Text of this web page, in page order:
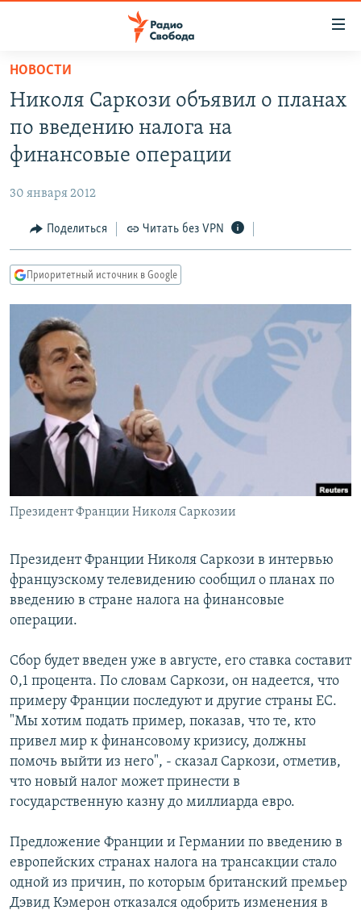
упрощенного
доступа
основному
Вернутся
Вернутся
поиску
АВТОРСКИЕ ПРОЕКТЫ
МНЕНИЯ
КУЛЬТУРА
КАВКАЗ.РЕАЛИИ
СЕВЕР.РЕАЛИИ
СИБИРЬ.РЕАЛИИ
РАСПИСАНИЕ ВЕЩАНИЯ
ПОДПИШИТЕСЬ НА РАССЫЛКУ
СОЦИАЛЬНЫЕ СЕТИ
Все сайты РСЕ/РС
НОВОСТИ
Николя Саркози объявил о планах
по введению налога на
финансовые операции
30 января 2012
Поделиться Читать без VPN
Приоритетный источник в Google
Президент Франции Николя Саркозии
Президент Франции Николя Саркози в интервью
французскому телевидению сообщил о планах по
введению в стране налога на финансовые
операции.
Сбор будет введен уже в августе, его ставка составит
0,1 процента. По словам Саркози, он надеется, что
примеру Франции последуют и другие страны ЕС.
"Мы хотим подать пример, показав, что те, кто
привел мир к финансовому кризису, должны
помочь выйти из него", - сказал Саркози, отметив,
что новый налог может принести в
государственную казну до миллиарда евро.
Предложение Франции и Германии по введению в
европейских странах налога на трансакции стало
одной из причин, по которым британский премьер
Дэвид Кэмерон отказался одобрить изменения в